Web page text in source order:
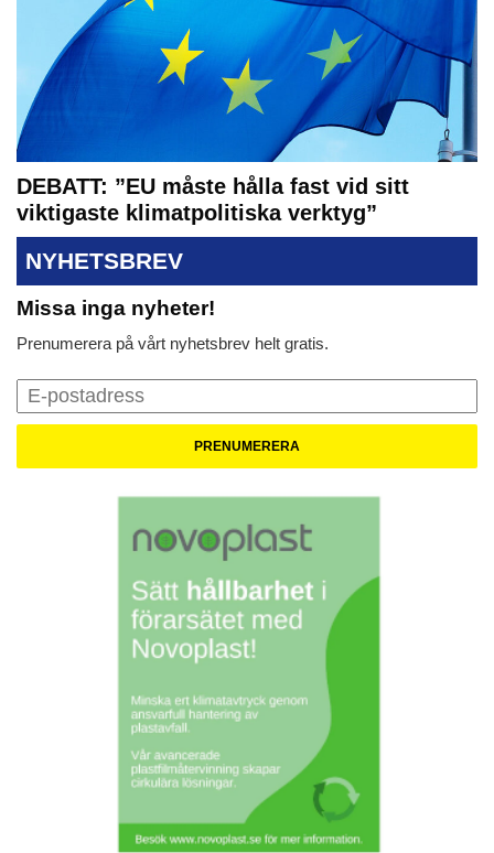
DEBATT: ”EU måste hålla fast vid sitt
viktigaste klimatpolitiska verktyg”
NYHETSBREV
Missa inga nyheter!
Prenumerera på vårt nyhetsbrev helt gratis.